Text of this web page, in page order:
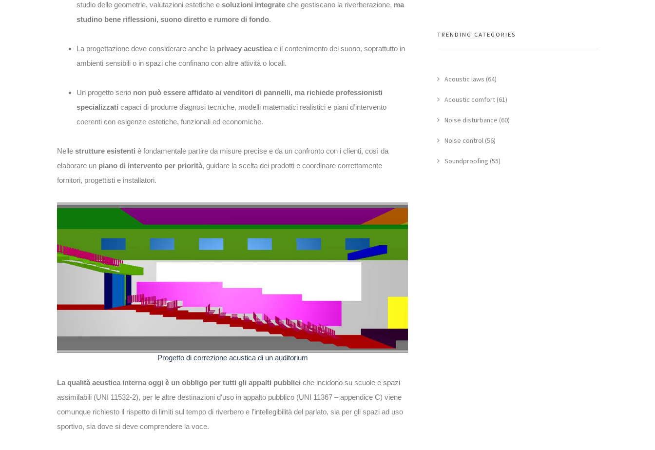
studio delle geometrie, valutazioni estetiche e soluzioni integrate che gestiscano la riverberazione, ma
studino bene riflessioni, suono diretto e rumore di fondo.
La progettazione deve considerare anche la privacy acustica e il contenimento del suono, soprattutto in
ambienti sensibili o in spazi che confinano con altre attività o locali.
Un progetto serio non può essere affidato ai venditori di pannelli, ma richiede professionisti
specializzati capaci di produrre diagnosi tecniche, modelli matematici realistici e piani d’intervento
coerenti con esigenze estetiche, funzionali ed economiche.
Nelle strutture esistenti è fondamentale partire da misure precise e da un confronto con i clienti, così da
elaborare un piano di intervento per priorità, guidare la scelta dei prodotti e coordinare correttamente
fornitori, progettisti e installatori.
Progetto di correzione acustica di un auditorium
La qualità acustica interna oggi è un obbligo per tutti gli appalti pubblici che incidono su scuole e spazi
assimilabili (UNI 11532-2), per le altre destinazioni d’uso in appalto pubblico (UNI 11367 – appendice C) viene
comunque richiesto il rispetto di limiti sul tempo di riverbero e l’intellegibilità del parlato, sia per gli spazi ad uso
sportivo, sia dove si deve comprendere la voce.
TRENDING CATEGORIES
Acoustic laws (64)
Acoustic comfort (61)
Noise disturbance (60)
Noise control (56)
Soundproofing (55)